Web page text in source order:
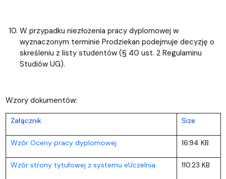
W przypadku niezłożenia pracy dyplomowej w
wyznaczonym terminie Prodziekan podejmuje decyzję o
skreśleniu z listy studentów (§ 40 ust. 2 Regulaminu
Studiów UG).
Wzory dokumentów:
Załącznik Size
Wzór Oceny pracy dyplomowej 16.94 KB
Wzór strony tytułowej z systemu eUczelnia 110.23 KB